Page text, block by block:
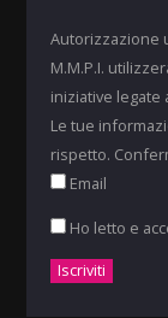
Autorizzazione
M.M.P.I.
iniziative legate
Le tue
rispetto.
Email
Ho letto e